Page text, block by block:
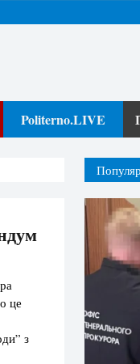
Politerno.LIVE
це
з
це